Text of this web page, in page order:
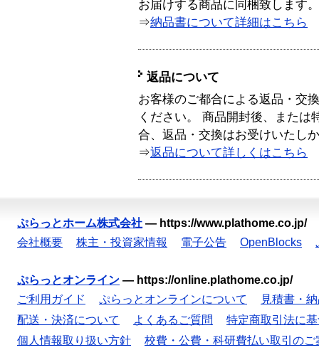
お届けする商品に同梱致します。
⇒納品書について詳細はこちら
返品について
お客様のご都合による返品・交
ください。 商品開封後、または
合、返品・交換はお受けいたし
⇒返品について詳しくはこちら
ぷらっとホーム株式会社 — https://www.plathome.co.jp/
会社概要
株主・投資家情報 電子公告 OpenBlocks
ぷらっとオンライン — https://online.plathome.co.jp/
ご利用ガイド
ぷらっとオンラインについて
見積書・
配送・決済について
よくあるご質問
特定商取引法に
個人情報取り扱い方針
校費・公費・科研費払い取引のご